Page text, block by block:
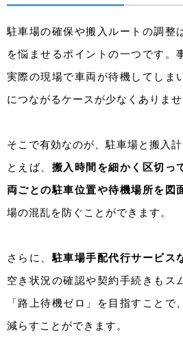
駐車場の確保や搬入ルートの調整
を悩ませるポイントの一つです。
実際の現場で車両が待機してしま
につながるケースが少なくありませ
そこで有効なのが、駐車場と搬入
とえば、 搬入時間を細かく区切っ
両ごとの駐車位置や待機場所を図
場の混乱を防ぐことができます。
さらに、駐車場手配代行サービス
空き状況の確認や契約手続きもス
「路上待機ゼロ」を目指すことで
減らすことができます。